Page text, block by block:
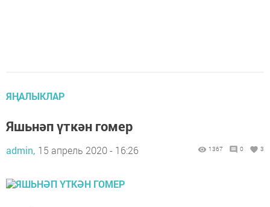
ЯҢАЛЫКЛАР
Яшьнәп үткән гомер
admin, 15 апрель 2020 - 16:26 1367 0 3